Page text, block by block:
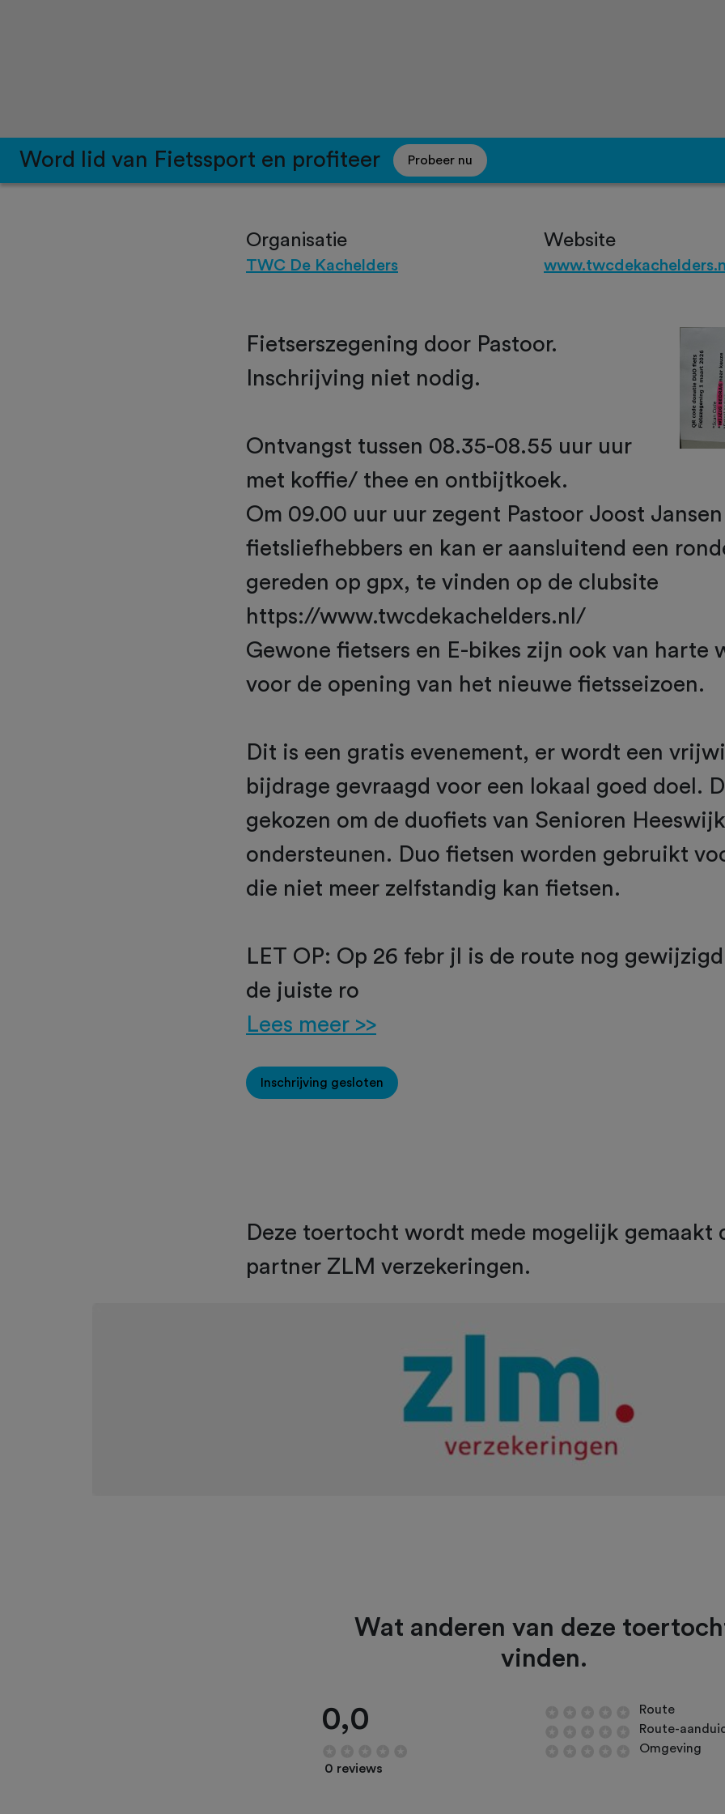
Word lid van Fietssport en profiteer Probeer nu
Organisatie
TWC De Kachelders
Website
Fietserszegening door Pastoor.
Inschrijving niet nodig.
Ontvangst tussen 08.35-08.55 uur uur
met koffie/ thee en ontbijtkoek.
Om 09.00 uur uur zegent Pastoor Joost
fietsliefhebbers en kan er aansluitend een
gereden op gpx, te vinden op de clubsite
https://www.twcdekachelders.nl/
Gewone fietsers en E-bikes zijn ook van harte
voor de opening van het nieuwe fietsseizoen.
Dit is een gratis evenement, er wordt een
bijdrage gevraagd voor een lokaal goed doel.
gekozen om de duofiets van Senioren
ondersteunen. Duo fietsen worden gebruikt
die niet meer zelfstandig kan fietsen.
LET OP: Op 26 febr jl is de route nog
de juiste ro
Lees meer >>
Inschrijving gesloten
Deze toertocht wordt mede mogelijk gemaakt
partner ZLM verzekeringen.
Wat anderen van deze
vinden.
0,0
0 reviews
Route
Route-
Omgeving